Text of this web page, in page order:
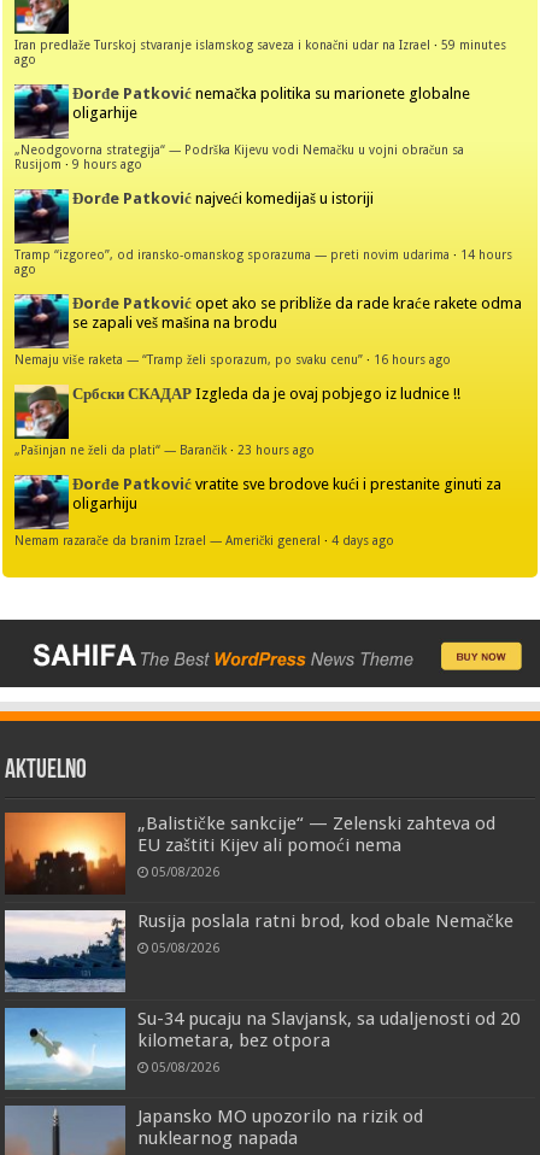
Iran predlaže Turskoj stvaranje islamskog saveza i konačni udar na Izrael ·59 minutes
ago
Đorđe Patković nemačka politika su marionete globalne
oligarhije
„Neodgovorna strategija“ — Podrška Kijevu vodi Nemačku u vojni obračun sa
Rusijom ·9 hours ago
Đorđe Patković najveći komedijaš u istoriji
Tramp “izgoreo”, od iransko-omanskog sporazuma — preti novim udarima · 14 hours
ago
Đorđe Patković opet ako se približe da rade kraće rakete odma
se zapali veš mašina na brodu
Nemaju više raketa — “Tramp želi sporazum, po svaku cenu” · 16 hours ago
Србски СКАДАР Izgleda da je ovaj pobjego iz ludnice !!
„Pašinjan ne želi da plati“ — Barančik ·23 hours ago
Đorđe Patković vratite sve brodove kući i prestanite ginuti za
oligarhiju
Nemam razarače da branim Izrael — Američki general ·4 days ago
AKTUELNO
„Balističke sankcije“ — Zelenski zahteva od
EU zaštiti Kijev ali pomoći nema
05/08/2026
Rusija poslala ratni brod, kod obale Nemačke
05/08/2026
Su-34 pucaju na Slavjansk, sa udaljenosti od 20
kilometara, bez otpora
05/08/2026
Japansko MO upozorilo na rizik od
nuklearnog napada